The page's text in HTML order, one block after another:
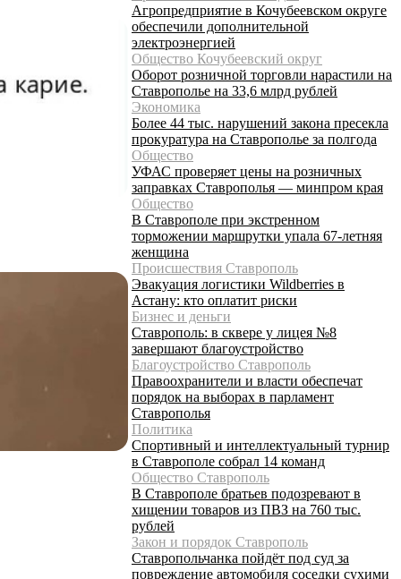
Агропредприятие в Кочубеевском округе
обеспечили дополнительной
электроэнергией
Общество Кочубеевский округ
Оборот розничной торговли нарастили на
Ставрополье на 33,6 млрд рублей
Экономика
Более 44 тыс. нарушений закона пресекла
прокуратура на Ставрополье за полгода
Общество
УФАС проверяет цены на розничных
заправках Ставрополья — минпром края
Общество
В Ставрополе при экстренном
торможении маршрутки упала 67-летняя
женщина
Происшествия Ставрополь
Эвакуация логистики Wildberries в
Астану: кто оплатит риски
Бизнес и деньги
Ставрополь: в сквере у лицея №8
завершают благоустройство
Благоустройство Ставрополь
Правоохранители и власти обеспечат
порядок на выборах в парламент
Ставрополья
Политика
Спортивный и интеллектуальный турнир
в Ставрополе собрал 14 команд
Общество Ставрополь
В Ставрополе братьев подозревают в
хищении товаров из ПВЗ на 760 тыс.
рублей
Закон и порядок Ставрополь
Ставропольчанка пойдёт под суд за
повреждение автомобиля соседки сухими